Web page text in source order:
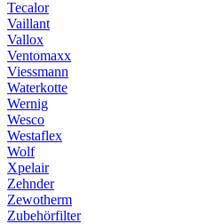
Tecalor
Vaillant
Vallox
Ventomaxx
Viessmann
Waterkotte
Wernig
Wesco
Westaflex
Wolf
Xpelair
Zehnder
Zewotherm
Zubehörfilter